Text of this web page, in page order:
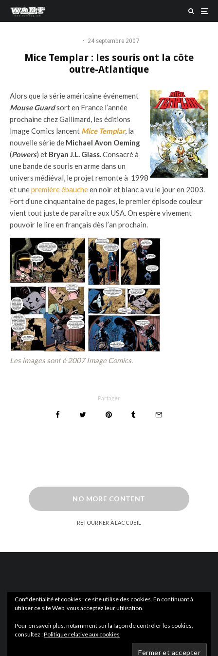
· 24 septembre 2007
Mice Templar : les souris ont la côte
outre-Atlantique
Alors que la série américaine événement
Mouse Guardsort en France l’année
prochaine chez Gallimard, les éditions
Image Comics lancent Mice Templar, la
nouvelle série de Michael Avon Oeming
(Powers) et Bryan J.L. Glass.Consacré à
une bande de souris en arme dans un
univers médiéval, le projet remonte à 1998
et unepremière ébaucheen noir et blanc a vu le jour en 2003.
Fort d’une cinquantaine de pages, le premier épisode couleur
vient tout juste de paraître aux USA. On espère vivement
pouvoir le lire en français dès l’an prochain.
Les images sont é 2007 Image Comics.
Partager
NO MORE CONTENT
RETOURNER À L’ACCUEIL
Confidentialité et cookies : ce site utilise des cookies. En continuant à
utiliser ce site Web, vous acceptez leur utilisation.
Pour en savoir plus, notamment sur la façon de contrôler les cookies,
consultez :Politique relative aux cookies